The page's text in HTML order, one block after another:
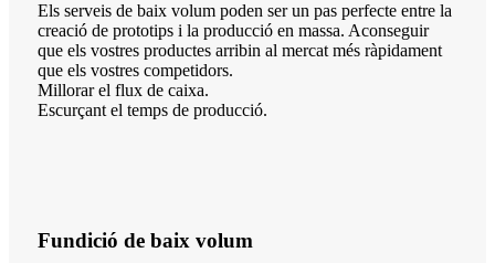
Els serveis de baix volum poden ser un pas perfecte entre la
creació de prototips i la producció en massa. Aconseguir
que els vostres productes arribin al mercat més ràpidament
que els vostres competidors.
Millorar el flux de caixa.
Escurçant el temps de producció.
Fundició de baix volum